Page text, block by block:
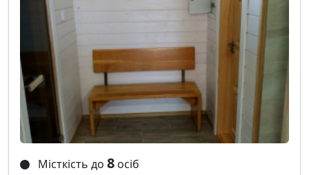
Місткість до 8 осіб